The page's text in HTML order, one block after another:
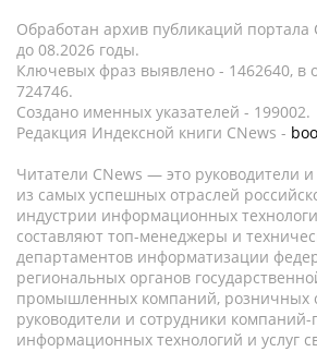
Обработан архив публикаций портала
до 08.2026 годы.
Ключевых фраз выявлено - 1462640, в
724746.
Создано именных указателей - 199002.
Редакция Индексной книги CNews -
Читатели CNews — это руководители
из самых успешных отраслей
индустрии информационных
составляют топ-менеджеры и
департаментов информатизации
региональных органов
промышленных компаний, розничных
руководители и сотрудники
информационных технологий и услуг